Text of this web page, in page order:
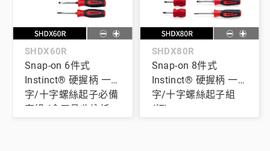
SHDX60R
Snap-on 6件式
Instinct® 硬握柄 一
字/十字螺絲起子必備
套組 (含工具收納托
SHDX80R
Snap-on 8件式
Instinct® 硬握柄 一
字/十字螺絲起子組
(紅)